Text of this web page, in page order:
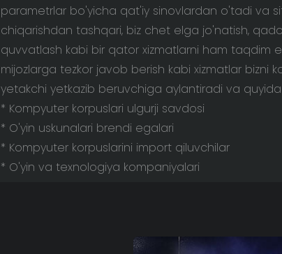
parametrlar bo'yicha qat'iy sinovlardan o'tadi va
chiqarishdan tashqari, biz chet elga jo'natish,
quvvatlash kabi bir qator xizmatlarni ham taqdim
mijozlarga tezkor javob berish kabi xizmatlar bizni
yetakchi yetkazib beruvchiga aylantiradi va
* Kompyuter korpuslari ulgurji savdosi
* O'yin uskunalari brendi egalari
* Kompyuter korpuslarini import qiluvchilar
* O'yin va texnologiya kompaniyalari